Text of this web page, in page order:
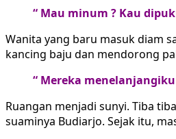
“ Mau minum ? Kau
Wanita yang baru masuk diam
kancing baju dan mendorong
“ Mereka menelanjangiku
Ruangan menjadi sunyi. Tiba
suaminya Budiarjo. Sejak itu,